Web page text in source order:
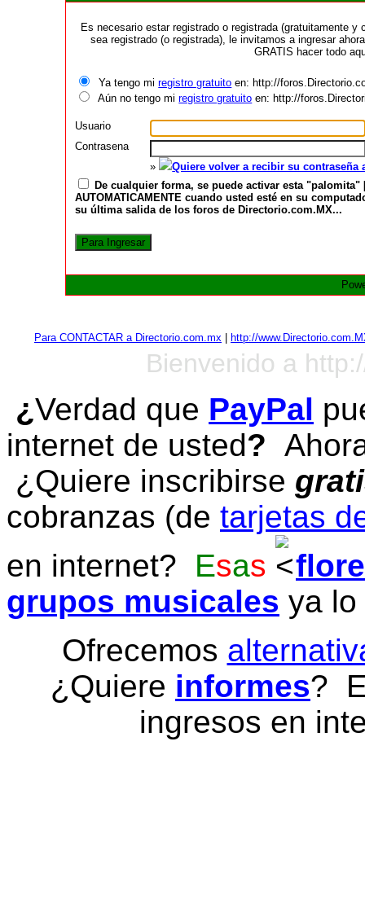
Es necesario estar registrado o registrada (gratuitamente
sea registrado (o registrada), le invitamos a ingresar
GRATIS hacer todo
Ya tengo miregistro gratuito en: http://
Aún no tengo miregistro gratuito en: http://
Usuario
Contrasena
»
Quiere volver a recibir su
De cualquier forma, se puede activar esta
AUTOMATICAMENTE cuando usted esté en su
su última salida de los foros de Directorio.com.MX...
Para CONTACTAR a Directorio.com.mx http://
Bienvenido a
¿Verdad que PayPal
internet de usted?
¿Quiere inscribirse
cobranzas (de tarjetas
en internet? Esas
grupos musicales ya
Ofrecemos
¿Quiere informes?
ingresos en